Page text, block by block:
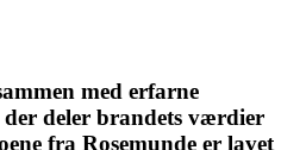
med erfarne
deler brandets værdier
fra Rosemunde er lavet